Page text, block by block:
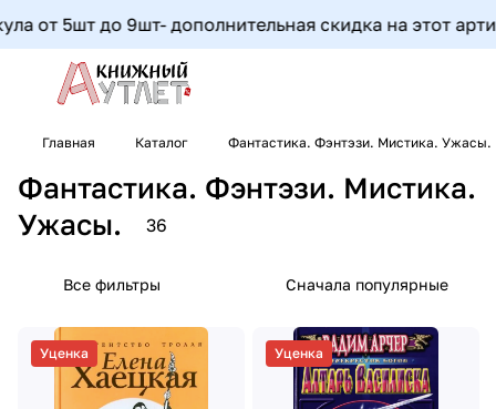
до 9шт- дополнительная скидка на этот артикул
Главная Каталог Фантастика. Фэнтэзи. Мистика. Ужасы.
Фантастика. Фэнтэзи. Мистика.
Ужасы.
36
Все фильтры Сначала популярные
Уценка Уценка